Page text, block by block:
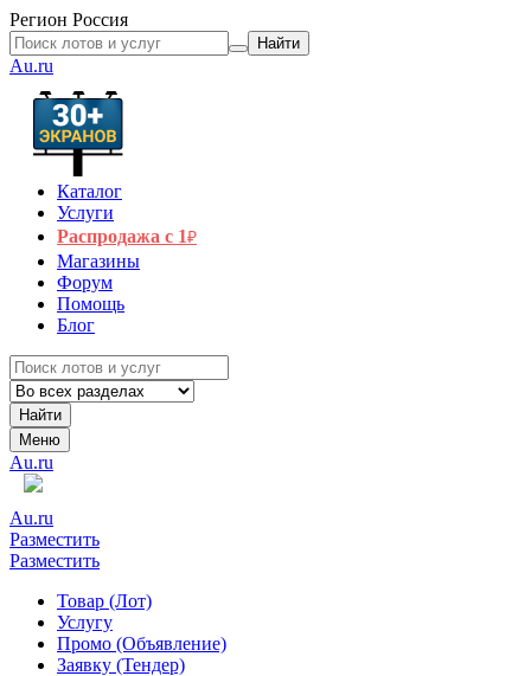
Регион Россия
Найти
Au.ru
Каталог
Услуги
Распродажа с 1₽
Магазины
Форум
Помощь
Блог
Найти
Меню
Au.ru
Au.ru
Разместить
Разместить
Товар (Лот)
Услугу
Промо (Объявление)
Заявку (Тендер)